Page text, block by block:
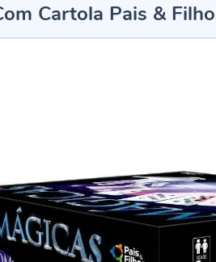
Cartola Pais &